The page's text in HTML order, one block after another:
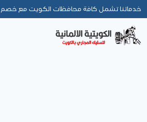
خدماتنا تشمل كافة محافظات الكويت مع خصم 30%